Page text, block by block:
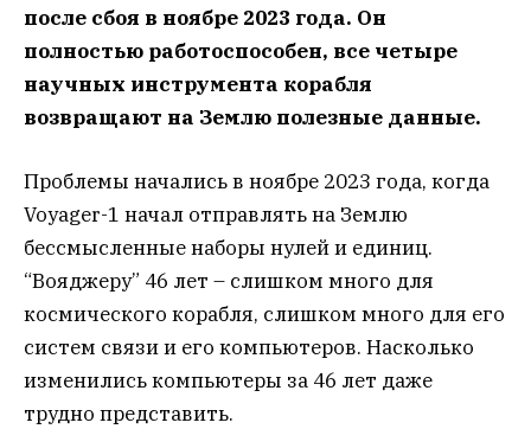
после сбоя в ноябре 2023 года. Он
полностью работоспособен, все четыре
научных инструмента корабля
возвращают на Землю полезные данные.
Проблемы начались в ноябре 2023 года, когда
Voyager-1 начал отправлять на Землю
бессмысленные наборы нулей и единиц.
“Вояджеру” 46 лет – слишком много для
космического корабля, слишком много для его
систем связи и его компьютеров. Насколько
изменились компьютеры за 46 лет даже
трудно представить.